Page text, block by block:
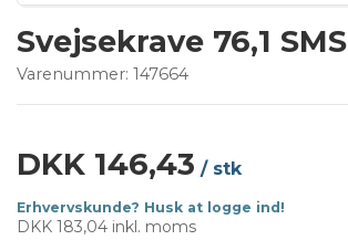
Svejsekrave 76,1 SMS
Varenummer: 147664
DKK 146,43 / stk
Erhvervskunde? Husk at logge ind!
DKK 183,04 inkl. moms